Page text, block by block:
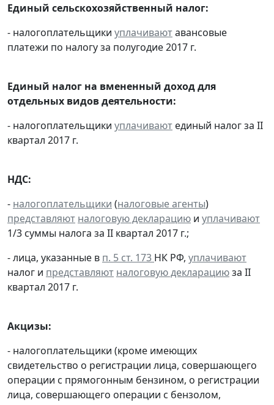
Единый сельскохозяйственный налог:
- налогоплательщики уплачиваютавансовые
платежи по налогу за полугодие 2017 г.
Единый налог на вмененный доход для
отдельных видов деятельности:
- налогоплательщики уплачивают единый налог за II
квартал 2017 г.
НДС:
- налогоплательщики (налоговые агенты)
представляют налоговую декларацию и уплачивают
1/3 суммы налога за II квартал 2017 г.;
- лица, указанные в п. 5 ст. 173 НК РФ, уплачивают
налог и представляют налоговую декларациюза II
квартал 2017 г.
Акцизы:
- налогоплательщики (кроме имеющих
свидетельство о регистрации лица, совершающего
операции с прямогонным бензином, о регистрации
лица, совершающего операции с бензолом,